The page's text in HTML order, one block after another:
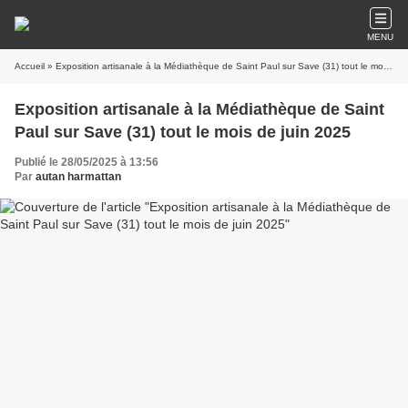
MENU
Accueil » Exposition artisanale à la Médiathèque de Saint Paul sur Save (31) tout le mois de juin 2025
Exposition artisanale à la Médiathèque de Saint
Paul sur Save (31) tout le mois de juin 2025
Publié le 28/05/2025 à 13:56
Par autan harmattan